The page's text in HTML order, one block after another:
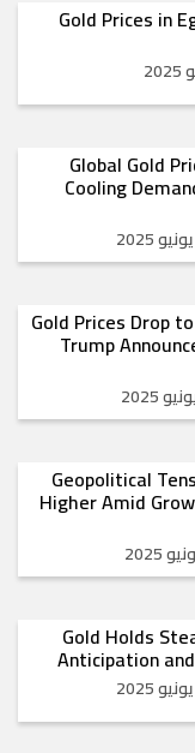
Gold Prices in
Global Gold
Cooling
Gold Prices Drop
Trump
Geopolitical
Higher Amid
Gold Holds
Anticipation